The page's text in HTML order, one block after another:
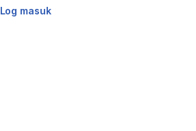
Log masuk